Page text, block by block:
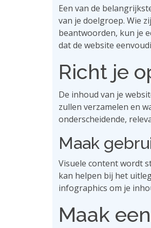
Een van de
van je doelgroep. Wie
beantwoorden, kun je
dat de website
Richt je
De inhoud van je
zullen verzamelen en
onderscheidende,
Maak
Visuele content wordt
kan helpen bij het
infographics om je
Maak